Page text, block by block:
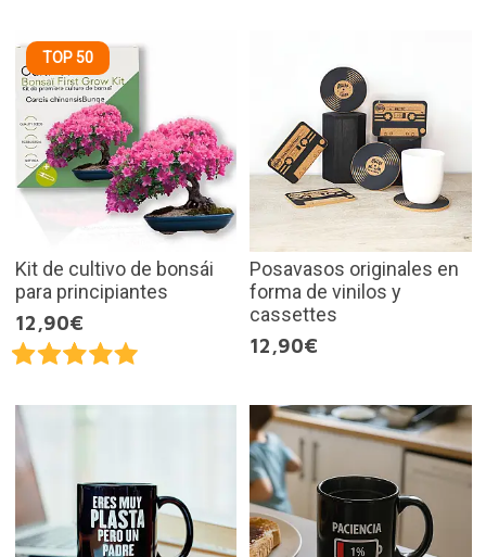
TOP 50
Kit de cultivo de bonsái
para principiantes
12,90€
Posavasos originales en
forma de vinilos y
cassettes
12,90€